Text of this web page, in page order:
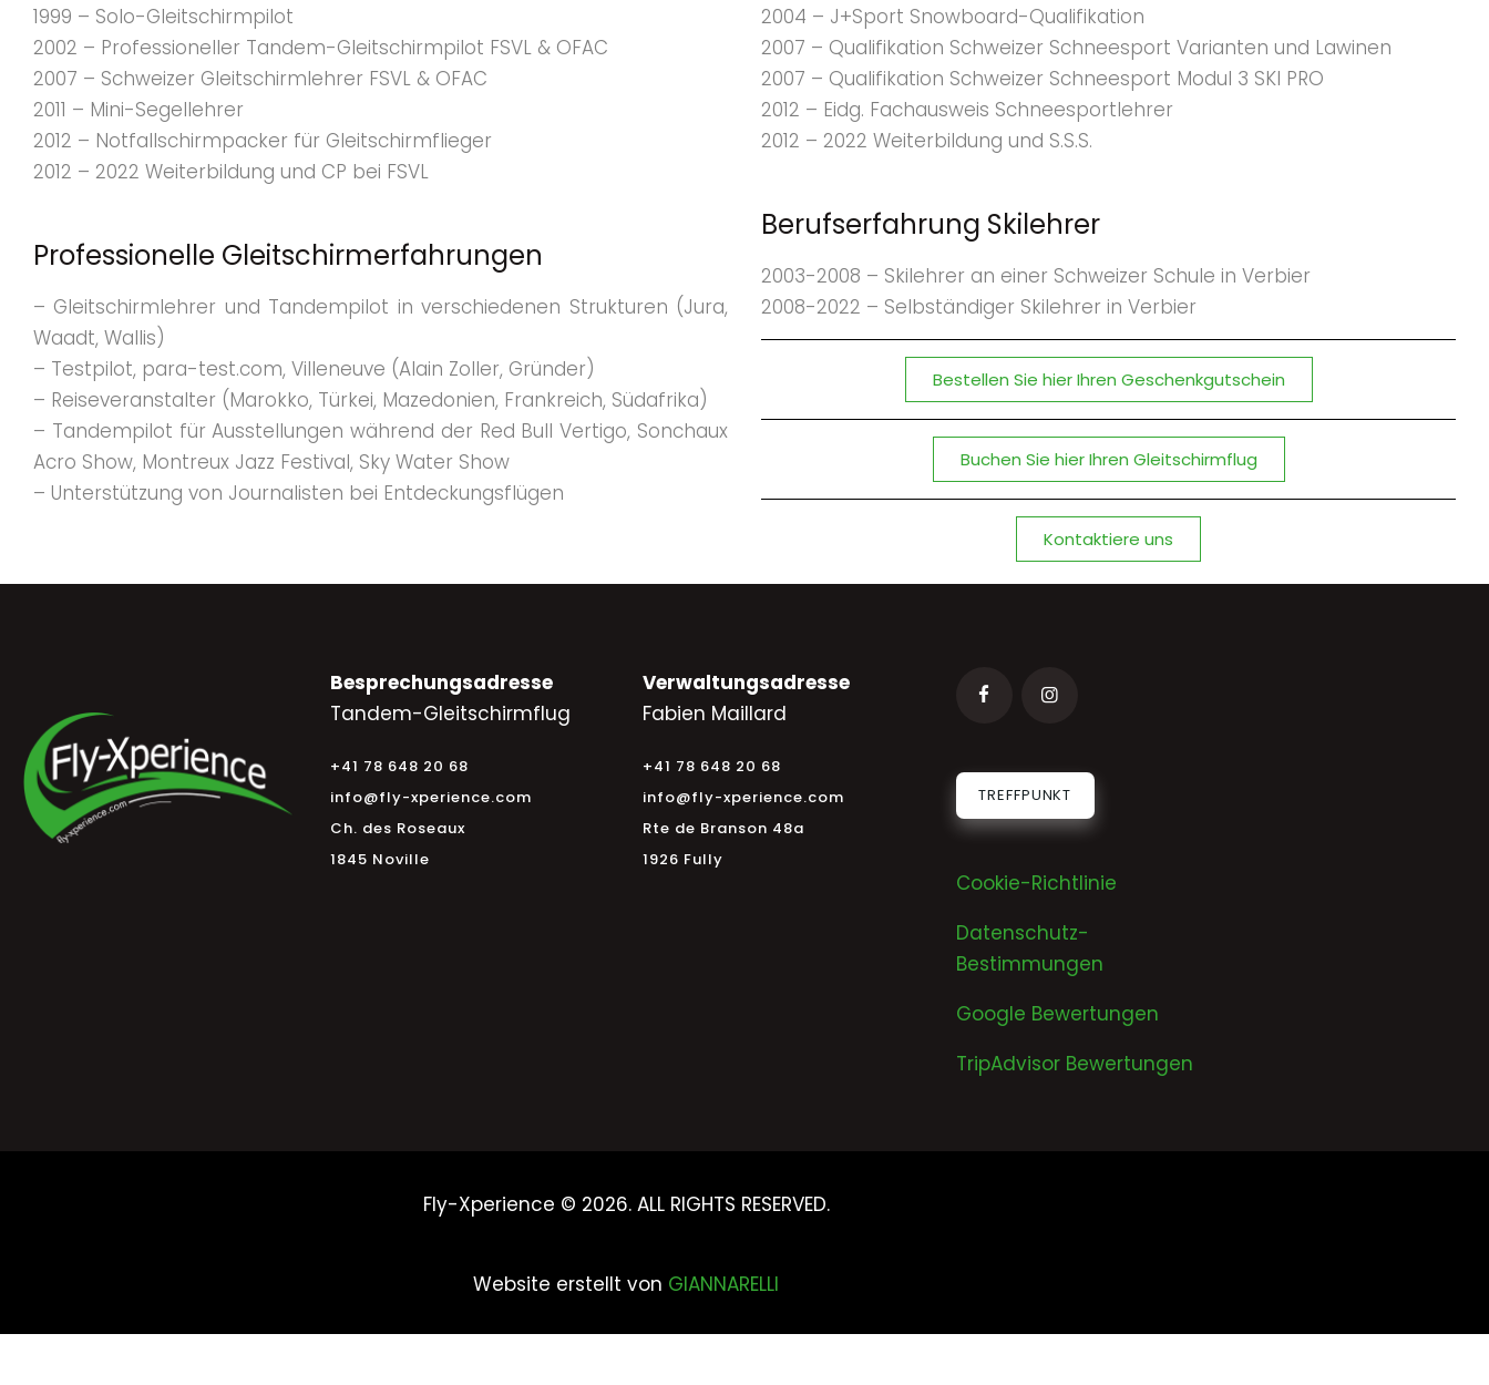
1999 – Solo-Gleitschirmpilot
2002 – Professioneller Tandem-Gleitschirmpilot FSVL & OFAC
2007 – Schweizer Gleitschirmlehrer FSVL & OFAC
2011 – Mini-Segellehrer
2012 – Notfallschirmpacker für Gleitschirmflieger
2012 – 2022 Weiterbildung und CP bei FSVL
Professionelle Gleitschirmerfahrungen
– Gleitschirmlehrer und Tandempilot in verschiedenen Strukturen (Jura,
Waadt, Wallis)
– Testpilot, para-test.com, Villeneuve (Alain Zoller, Gründer)
– Reiseveranstalter (Marokko, Türkei, Mazedonien, Frankreich, Südafrika)
– Tandempilot für Ausstellungen während der Red Bull Vertigo, Sonchaux
Acro Show, Montreux Jazz Festival, Sky Water Show
– Unterstützung von Journalisten bei Entdeckungsflügen
2004 – J+Sport Snowboard-Qualifikation
2007 – Qualifikation Schweizer Schneesport Varianten und Lawinen
2007 – Qualifikation Schweizer Schneesport Modul 3 SKI PRO
2012 – Eidg. Fachausweis Schneesportlehrer
2012 – 2022 Weiterbildung und S.S.S.
Berufserfahrung Skilehrer
2003-2008 – Skilehrer an einer Schweizer Schule in Verbier
2008-2022 – Selbständiger Skilehrer in Verbier
Bestellen Sie hier Ihren Geschenkgutschein
Buchen Sie hier Ihren Gleitschirmflug
Kontaktiere uns
Besprechungsadresse
Tandem-Gleitschirmflug
Ch. des Roseaux
1845 Noville
info@fly-xperience.com
+41 78 648 20 68
Verwaltungsadresse
Fabien Maillard
Rte de Branson 48a
1926 Fully
info@fly-xperience.com
+41 78 648 20 68
TREFFPUNKT
Cookie-Richtlinie
Datenschutz-
Bestimmungen
Google Bewertungen
TripAdvisor Bewertungen
Fly-Xperience © 2026. ALL RIGHTS RESERVED.
Website erstellt von GIANNARELLI